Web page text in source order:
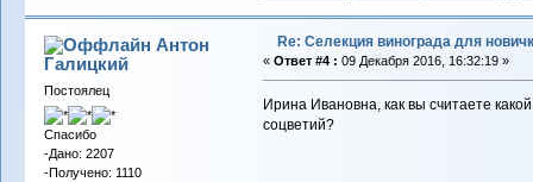
Антон
Галицкий
Постоялец
Спасибо
-Дано: 2207
-Получено: 1110
Re: Селекция винограда для
« Ответ #4 : 09 Декабря 2016, 16:32:19 »
Ирина Ивановна, как вы считаете
соцветий?